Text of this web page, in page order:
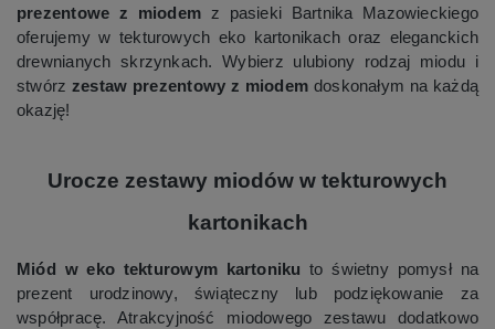
prezentowe z miodem z pasieki Bartnika Mazowieckiego
oferujemy w tekturowych eko kartonikach oraz eleganckich
drewnianych skrzynkach. Wybierz ulubiony rodzaj miodu i
stwórzzestaw prezentowy z miodem doskonałym na każdą
okazję!
Urocze zestawy miodów w tekturowych
kartonikach
Miód w eko tekturowym kartoniku to świetny pomysł na
prezent urodzinowy, świąteczny lub podziękowanie za
współpracę. Atrakcyjność miodowego zestawu dodatkowo